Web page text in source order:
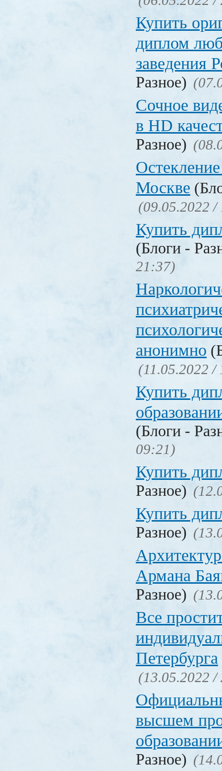
Купить
диплом
заведения
Разное)
Сочное
в HD
Разное)
Москве
(09.05.2022 /
Купить
(Блоги -
21:37)
анонимно
(11.05.2022 /
Купить
(Блоги -
09:21)
Купить
Разное)
Купить
Разное)
Армана
Разное)
Все
Петербурга
(13.05.2022 /
высшем
Разное)